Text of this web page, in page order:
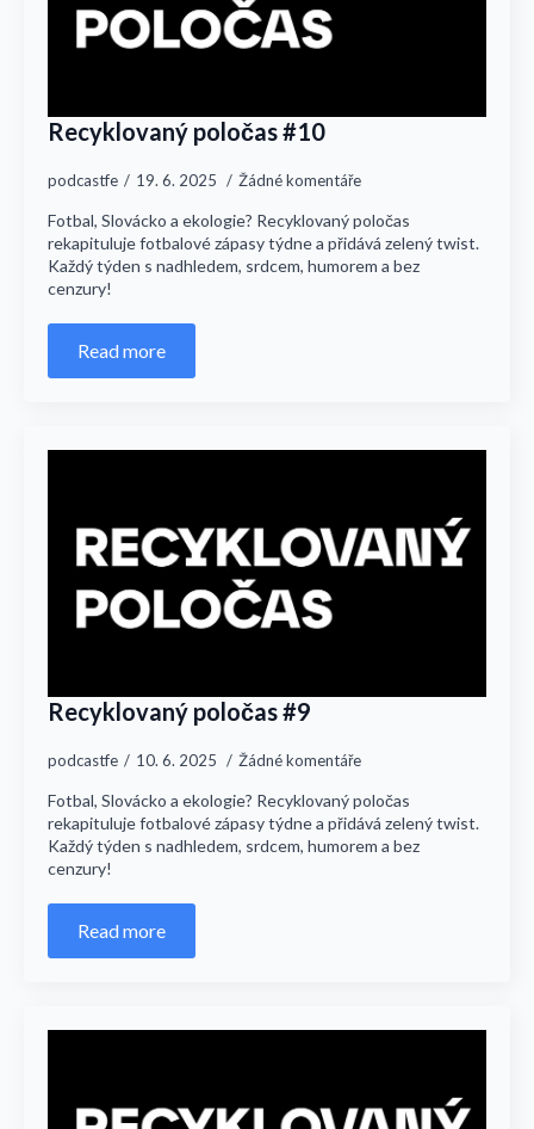
Recyklovaný poločas #10
podcastfe 19. 6. 2025 Žádné komentáře
Fotbal, Slovácko a ekologie? Recyklovaný poločas
rekapituluje fotbalové zápasy týdne a přidává zelený twist.
Každý týden s nadhledem, srdcem, humorem a bez
cenzury!
Read more
Recyklovaný poločas #9
podcastfe 10. 6. 2025 Žádné komentáře
Fotbal, Slovácko a ekologie? Recyklovaný poločas
rekapituluje fotbalové zápasy týdne a přidává zelený twist.
Každý týden s nadhledem, srdcem, humorem a bez
cenzury!
Read more